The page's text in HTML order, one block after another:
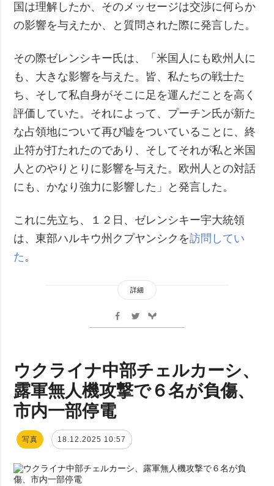
国は理解したか、そのメッセージは交渉に何らか
の影響を与えたか、と質問された際に発言した。
その際ゼレンシキー氏は、「米国人にも欧州人に
も、大きな影響を与えた。皆、私たちの戦士た
ち、そして私自身がそこに足を運んだことを高く
評価していた。それによって、プーチン氏が新た
な占領地について再び嘘をついていることに、終
止符が打たれたのであり、そしてそれが私と米国
人とのやりとりに影響を与えた。欧州人との対話
にも、かなり強力に影響した」と発言した。
これに先立ち、１２日、ゼレンシキー宇大統領
は、東部ハルキウ州クプヤンシクを訪問してい
た 。
詳細
ウクライナ中部チェルカーシ、
露軍無人機攻撃で６名が負傷、
市内一部停電
写真 18.12.2025 10:57